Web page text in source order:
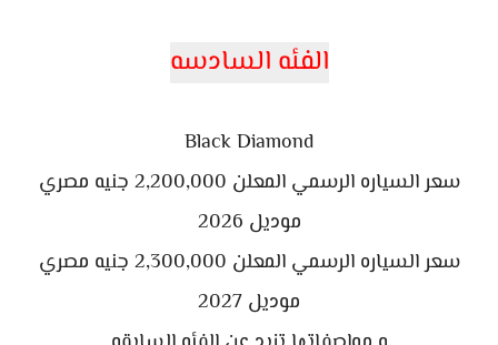
الفئه السادسه
Black Diamond
سعر السياره الرسمي المعلن 2,200,000 جنيه مصري
موديل 2026
سعر السياره الرسمي المعلن 2,300,000 جنيه مصري
موديل 2027